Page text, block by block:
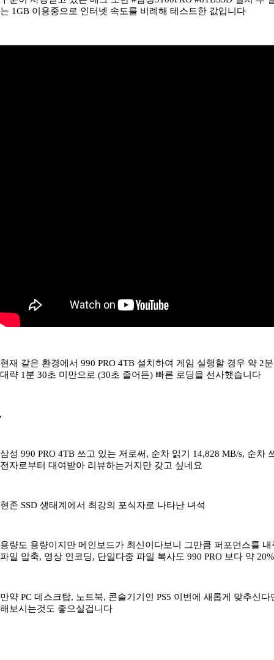
는 1GB 이용중으로 인터넷 속도를 비례해 테스트한 값입니다
현재 같은 환경에서 990 PRO 4TB 설치하여 게임 실행할 경우 약 2
대략 1분 30초 미만으로 (30초 줄어든) 빠른 로딩을 선사했습니다
삼성 990 PRO 4TB 쓰고 있는 저로써, 순차 읽기 14,828 MB/s, 순차
전자로부터 대여받아 리뷰하는거지만 갖고 싶네요
현존 SSD 생태계에서 최강의 포식자로 나타난 녀석
용량도 용량이지만 메인보드가 최신이다보니 그만큼 퍼포먼스를
파일 압축, 영상 인코딩, 단일다중 파일 복사도 990 PRO 보다 약
만약 PC 데스크탑, 노트북, 콘솔기기인 PS5 이번에 새롭게 맞추신
해보시는것도 좋으실겁니다